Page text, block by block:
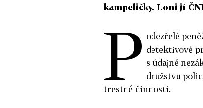
kampeličky. Loni jí
P odezřelé
detektivové
s údajně
družstvu
trestné činnosti.